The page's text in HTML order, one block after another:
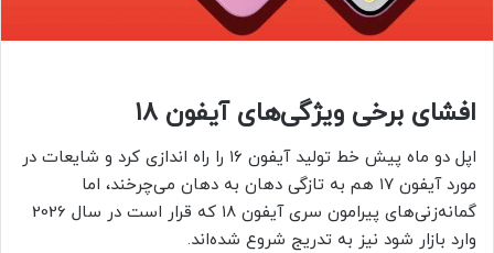
افشای برخی ویژگی‌های آیفون ۱۸
اپل دو ماه پیش خط تولید آیفون ۱۶ را راه اندازی کرد و شایعات در
مورد آیفون ۱۷ هم به تازگی دهان به دهان می‌چرخند، اما
گمانه‌زنی‌های پیرامون سری آیفون ۱۸ که قرار است در سال 2026
وارد بازار شود نیز به تدریج شروع شده‌اند.